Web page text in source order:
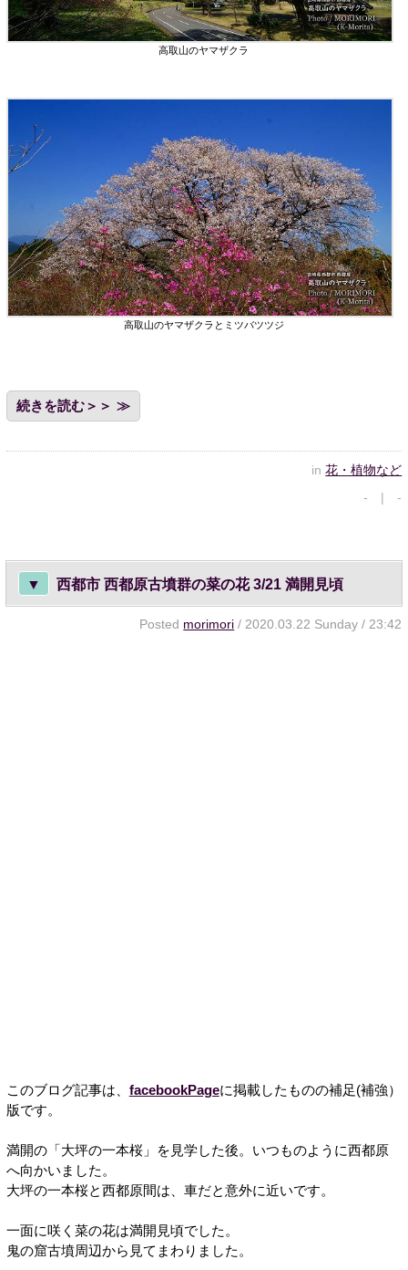
高取山のヤマザクラ
高取山のヤマザクラとミツバツツジ
続きを読む＞＞
in花・植物など
- | -
▼ 西都市 西都原古墳群の菜の花 3/21 満開見頃
Posted morimori / 2020.03.22 Sunday / 23:42
このブログ記事は、 facebookPageに掲載したものの補足(補強）
版です。
満開の「大坪の一本桜」を見学した後。いつものように西都原
へ向かいました。
大坪の一本桜と西都原間は、車だと意外に近いです。
一面に咲く菜の花は満開見頃でした。
鬼の窟古墳周辺から見てまわりました。